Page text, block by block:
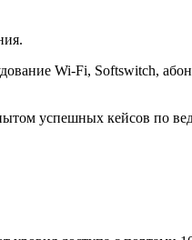
Wi-Fi, Softswitch,
успешных кейсов по